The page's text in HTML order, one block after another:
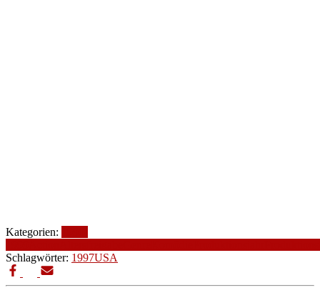
Kategorien:
Schlagwörter: 1997USA